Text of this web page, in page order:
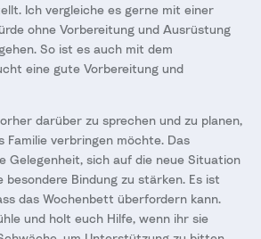
Ich vergleiche es gerne mit einer
ohne Vorbereitung und Ausrüstung
So ist es auch mit dem
eine gute Vorbereitung und
darüber zu sprechen und zu planen,
Familie verbringen möchte. Das
Gelegenheit, sich auf die neue Situation
besondere Bindung zu stärken. Es ist
das Wochenbett überfordern kann.
und holt euch Hilfe, wenn ihr sie